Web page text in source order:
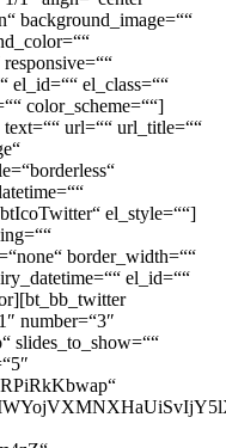
background_image=““
el_id=““ el_class=““
color_scheme=““]
url=““ url_title=““
el_style=““]
border_width=““
el_id=““
number=“3″
slides_to_show=““